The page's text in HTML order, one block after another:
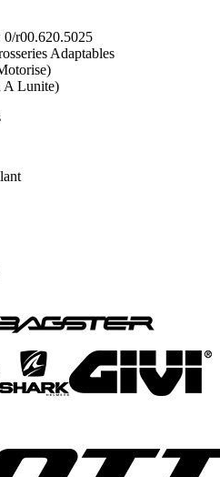
0/r00.620.5025
Adaptables
A Lunite)